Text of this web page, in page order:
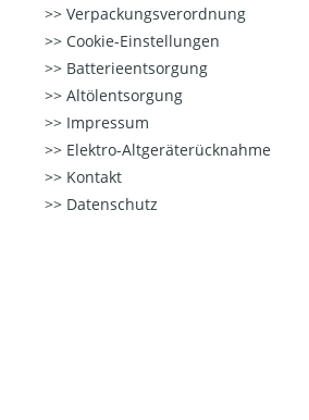
Verpackungsverordnung
Cookie-Einstellungen
Batterieentsorgung
Altölentsorgung
Impressum
Elektro-Altgeräterücknahme
Kontakt
Datenschutz